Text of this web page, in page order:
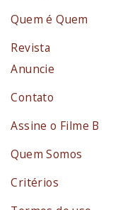
Quem é Quem
Revista
Anuncie
Contato
Assine o Filme B
Quem Somos
Critérios